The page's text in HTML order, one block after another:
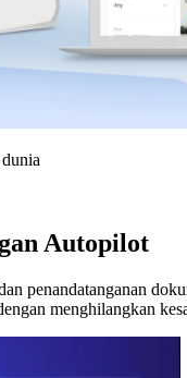
Autopilot
penandatanganan
menghilangkan